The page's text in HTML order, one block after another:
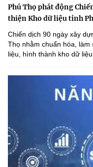
Phú Thọ phát động
thiện Kho dữ liệu tỉnh
Chiến dịch 90 ngày xây
Thọ nhằm chuẩn hóa,
liệu, hình thành kho dữ